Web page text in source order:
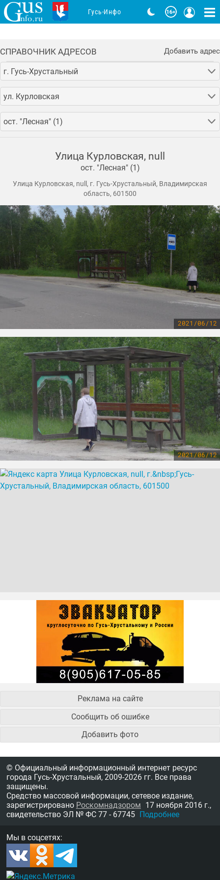
СПРАВОЧНИК АДРЕСОВ Добавить адрес
г. Гусь-Хрустальный
ул. Курловская
ост. "Лесная" (1)
Улица Курловская, null
ост. "Лесная" (1)
Улица Курловская, null, г. Гусь-Хрустальный, Владимирская
область, 601500
2021/06/12
2021/06/12
Реклама на сайте
Сообщить об ошибке
Добавить фото
Гусь-Инфо
© Официальный информационный интернет ресурс
города Гусь-Хрустальный, 2009-2026 гг. Все права
защищены.
Средство массовой информации, сетевое издание,
зарегистрировано Роскомнадзором 17 ноября 2016 г.,
свидетельство ЭЛ № ФС 77 - 67745 Подробнее
Мы в соцсетях: